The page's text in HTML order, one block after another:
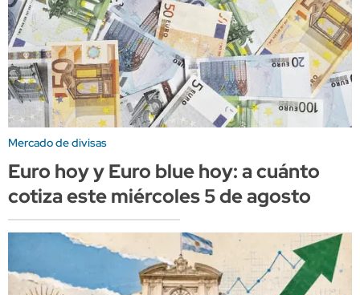
Mercado de divisas
Euro hoy y Euro blue hoy: a cuánto
cotiza este miércoles 5 de agosto